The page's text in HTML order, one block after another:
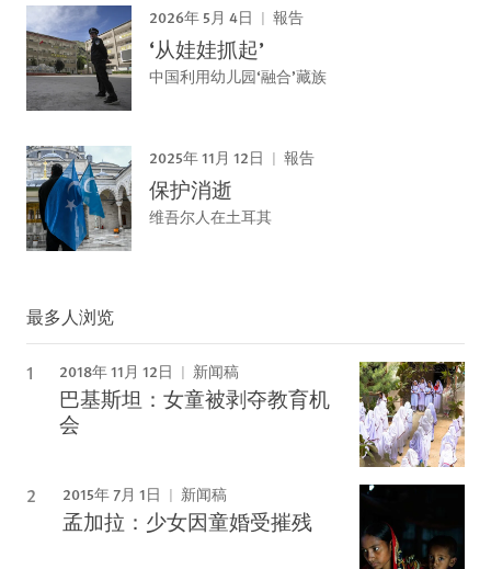
2026年 5月 4日 報告
‘从娃娃抓起’
中国利用幼儿园‘融合’藏族
2025年 11月 12日 報告
保护消逝
维吾尔人在土耳其
最多人浏览
2018年 11月 12日 新闻稿
巴基斯坦：女童被剥夺教育机
会
2015年 7月 1日 新闻稿
孟加拉：少女因童婚受摧残